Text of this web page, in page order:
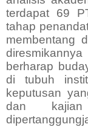
terdapat 69
tahap
membentang
berharap
di tubuh
keputusan
dan